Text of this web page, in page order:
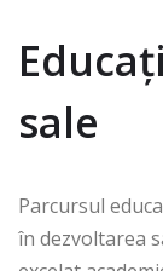
sale
Parcursul
în dezvoltarea